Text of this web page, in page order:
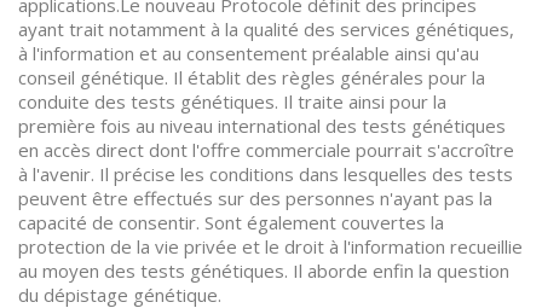
applications.Le nouveau Protocole définit des principes
ayant trait notamment à la qualité des services génétiques,
à l'information et au consentement préalable ainsi qu'au
conseil génétique. Il établit des règles générales pour la
conduite des tests génétiques. Il traite ainsi pour la
première fois au niveau international des tests génétiques
en accès direct dont l'offre commerciale pourrait s'accroître
à l'avenir. Il précise les conditions dans lesquelles des tests
peuvent être effectués sur des personnes n'ayant pas la
capacité de consentir. Sont également couvertes la
protection de la vie privée et le droit à l'information recueillie
au moyen des tests génétiques. Il aborde enfin la question
du dépistage génétique.